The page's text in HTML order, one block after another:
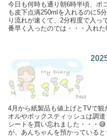
今日も何時も通り朝6時半頃、ポ
も皮下点滴250mlを入れるのに5
り流れが速くて、2分程度で入っ
番早く入ったのでは・・・入れ
4月から紙製品も値上げとTVで
オルやボックスティッシュは調
シートを買い忘れました・・・
が、あんちゃんを預かっている